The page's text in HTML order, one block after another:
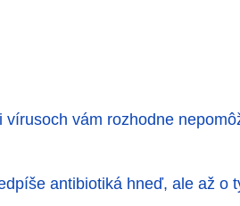
vám rozhodne
antibiotiká hneď, ale až o